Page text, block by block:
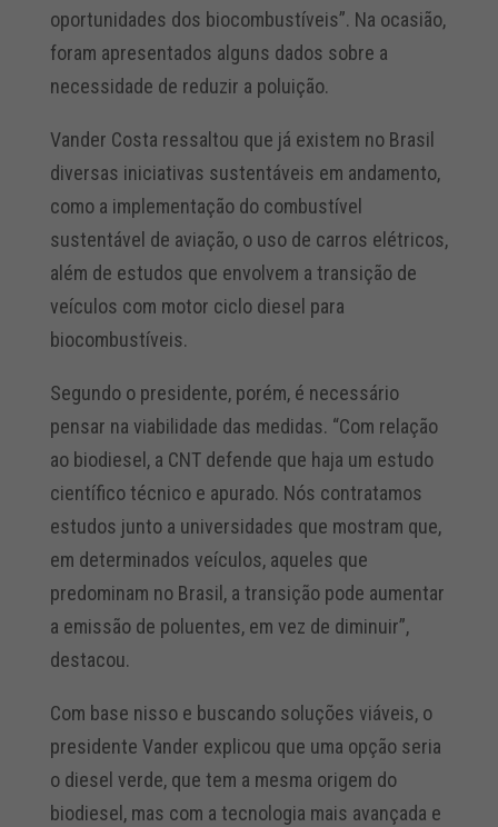
oportunidades dos biocombustíveis”. Na ocasião,
foram apresentados alguns dados sobre a
necessidade de reduzir a poluição.
Vander Costa ressaltou que já existem no Brasil
diversas iniciativas sustentáveis em andamento,
como a implementação do combustível
sustentável de aviação, o uso de carros elétricos,
além de estudos que envolvem a transição de
veículos com motor ciclo diesel para
biocombustíveis.
Segundo o presidente, porém, é necessário
pensar na viabilidade das medidas. “Com relação
ao biodiesel, a CNT defende que haja um estudo
científico técnico e apurado. Nós contratamos
estudos junto a universidades que mostram que,
em determinados veículos, aqueles que
predominam no Brasil, a transição pode aumentar
a emissão de poluentes, em vez de diminuir”,
destacou.
Com base nisso e buscando soluções viáveis, o
presidente Vander explicou que uma opção seria
o diesel verde, que tem a mesma origem do
biodiesel, mas com a tecnologia mais avançada e